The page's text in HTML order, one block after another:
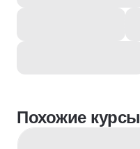
Похожие курсы